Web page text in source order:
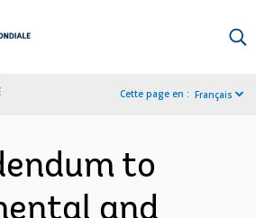
Cette page en : Français
to
and